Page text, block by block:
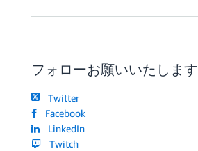
フォローお願いいたします
Twitter
Facebook
LinkedIn
Twitch